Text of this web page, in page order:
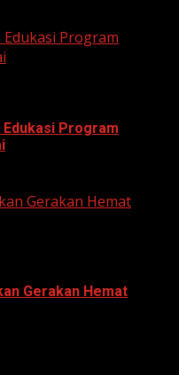
Program
Program
Gerakan Hemat
Gerakan Hemat